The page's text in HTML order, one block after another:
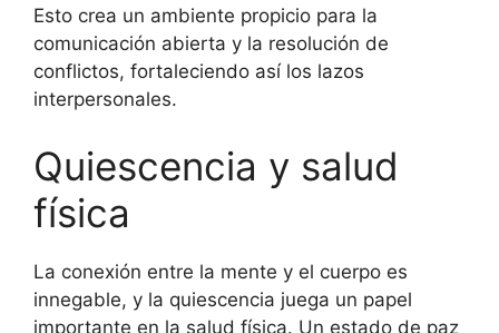
Esto crea un ambiente propicio para la
comunicación abierta y la resolución de
conflictos, fortaleciendo así los lazos
interpersonales.
Quiescencia y salud
física
La conexión entre la mente y el cuerpo es
innegable, y la quiescencia juega un papel
importante en la salud física. Un estado de paz